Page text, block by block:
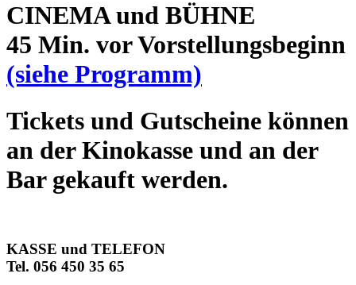
CINEMA und BÜHNE
45 Min. vor Vorstellungsbeginn
(siehe Programm)
Tickets und Gutscheine können
an der Kinokasse und an der
Bar gekauft werden.
KASSE und TELEFON
Tel. 056 450 35 65